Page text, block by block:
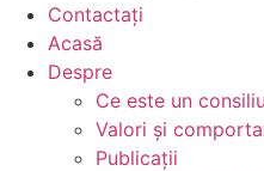
Contactați
Acasă
Despre
Ce este un
Valori și
Publicații